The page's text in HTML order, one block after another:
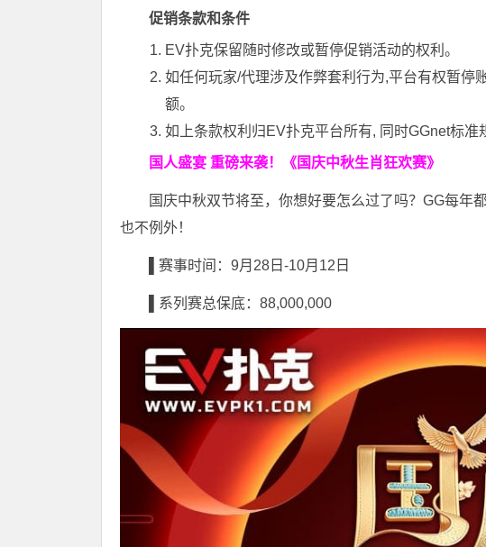
促销条款和条件
EV扑克保留随时修改或暂停促销活动的权利。
如任何玩家/代理涉及作弊套利行为,平台有权暂停
额。
如上条款权利归EV扑克平台所有, 同时GGnet标准
国人盛宴 重磅来袭！《国庆中秋生肖狂欢赛》
国庆中秋双节将至，你想好要怎么过了吗？GG每年
也不例外！
▌赛事时间：9月28日-10月12日
▌系列赛总保底：88,000,000